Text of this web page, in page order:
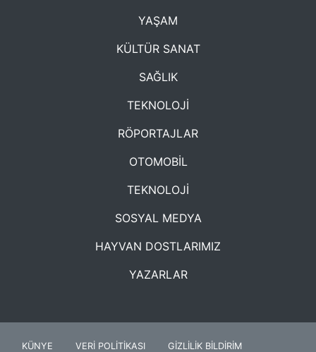
YAŞAM
KÜLTÜR SANAT
SAĞLIK
TEKNOLOJİ
RÖPORTAJLAR
OTOMOBİL
TEKNOLOJİ
SOSYAL MEDYA
HAYVAN DOSTLARIMIZ
YAZARLAR
KÜNYE VERİ POLİTİKASI GİZLİLİK BİLDİRİM